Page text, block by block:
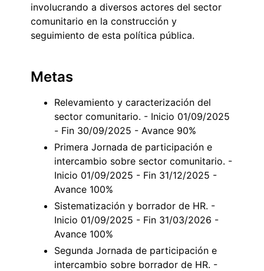
involucrando a diversos actores del sector
comunitario en la construcción y
seguimiento de esta política pública.
Metas
Relevamiento y caracterización del
sector comunitario. - Inicio 01/09/2025
- Fin 30/09/2025 - Avance 90%
Primera Jornada de participación e
intercambio sobre sector comunitario. -
Inicio 01/09/2025 - Fin 31/12/2025 -
Avance 100%
Sistematización y borrador de HR. -
Inicio 01/09/2025 - Fin 31/03/2026 -
Avance 100%
Segunda Jornada de participación e
intercambio sobre borrador de HR. -